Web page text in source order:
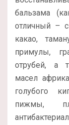
бальзама
отличный –
какао,
примулы,
отрубей, а
масел
голубого
пижмы,